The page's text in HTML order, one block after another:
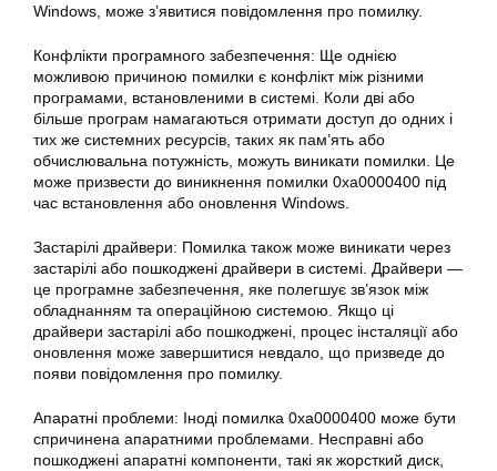
Windows, може з’явитися повідомлення про помилку.
Конфлікти програмного забезпечення: Ще однією
можливою причиною помилки є конфлікт між різними
програмами, встановленими в системі. Коли дві або
більше програм намагаються отримати доступ до одних і
тих же системних ресурсів, таких як пам’ять або
обчислювальна потужність, можуть виникати помилки. Це
може призвести до виникнення помилки 0xa0000400 під
час встановлення або оновлення Windows
Застарілі драйвери: Помилка також може виникати через
застарілі або пошкоджені драйвери в системі. Драйвери —
це програмне забезпечення, яке полегшує зв’язок між
обладнанням та операційною системою. Якщо ці
драйвери застарілі або пошкоджені, процес інсталяції або
оновлення може завершитися невдало, що призведе до
появи повідомлення про помилку.
Апаратні проблеми: Іноді помилка 0xa0000400 може бути
спричинена апаратними проблемами. Несправні або
пошкоджені апаратні компоненти, такі як жорсткий диск,